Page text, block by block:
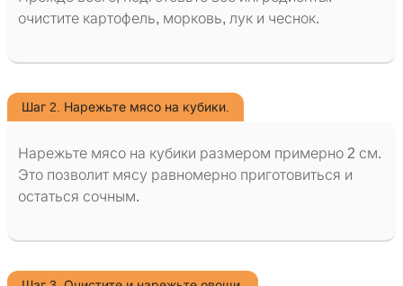
очистите картофель, морковь, лук и чеснок.
Шаг 2. Нарежьте мясо на кубики.
Нарежьте мясо на кубики размером примерно 2 см.
Это позволит мясу равномерно приготовиться и
остаться сочным.